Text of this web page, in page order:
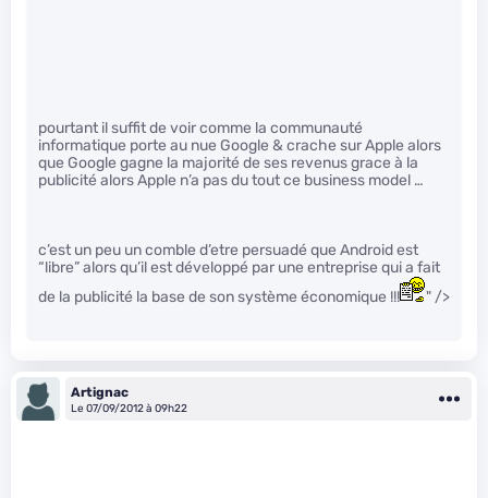
pourtant il suffit de voir comme la communauté
informatique porte au nue Google & crache sur Apple alors
que Google gagne la majorité de ses revenus grace à la
publicité alors Apple n’a pas du tout ce business model …
c’est un peu un comble d’etre persuadé que Android est
“libre” alors qu’il est développé par une entreprise qui a fait
de la publicité la base de son système économique !!!
" />
Artignac
Le 07/09/2012 à 09h22